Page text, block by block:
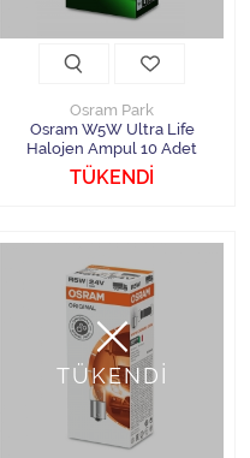
Osram Park
Osram W5W Ultra Life
Halojen Ampul 10 Adet
TÜKENDİ
TÜKENDİ